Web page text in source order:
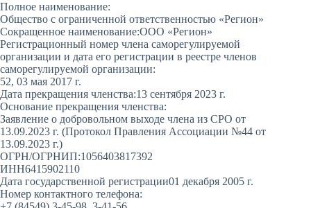
Полное наименование:
Общество с ограниченной ответственностью «Регион»
Сокращенное наименование:ООО «Регион»
Регистрационный номер члена саморегулируемой
организации и дата его регистрации в реестре членов
саморегулируемой организации:
52, 03 мая 2017 г.
Дата прекращения членства:13 сентября 2023 г.
Основание прекращения членства:
Заявление о добровольном выходе члена из СРО от
13.09.2023 г. (Протокол Правления Ассоциации №44 от
13.09.2023 г.)
ОГРН/ОГРНИП:1056403817392
ИНН6415902110
Дата государственной регистрации01 декабря 2005 г.
Номер контактного телефона: